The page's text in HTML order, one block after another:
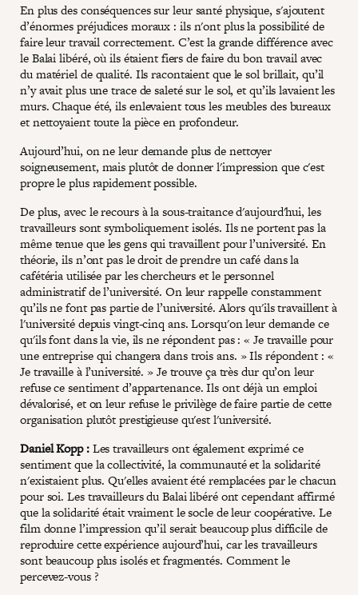
En plus des conséquences sur leur santé physique, s'ajoutent
d’énormes préjudices moraux : ils n'ont plus la possibilité de
faire leur travail correctement. C’est la grande différence avec
le Balai libéré, où ils étaient fiers de faire du bon travail avec
du matériel de qualité. Ils racontaient que le sol brillait, qu’il
n’y avait plus une trace de saleté sur le sol, et qu’ils lavaient les
murs. Chaque été, ils enlevaient tous les meubles des bureaux
et nettoyaient toute la pièce en profondeur.
Aujourd’hui, on ne leur demande plus de nettoyer
soigneusement, mais plutôt de donner l'impression que c'est
propre le plus rapidement possible.
De plus, avec le recours à la sous-traitance d'aujourd'hui, les
travailleurs sont symboliquement isolés. Ils ne portent pas la
même tenue que les gens qui travaillent pour l’université. En
théorie, ils n’ont pas le droit de prendre un café dans la
cafétéria utilisée par les chercheurs et le personnel
administratif de l’université. On leur rappelle constamment
qu’ils ne font pas partie de l’université. Alors qu'ils travaillent à
l'université depuis vingt-cinq ans. Lorsqu'on leur demande ce
qu'ils font dans la vie, ils ne répondent pas : « Je travaille pour
une entreprise qui changera dans trois ans. » Ils répondent : «
Je travaille à l’université. » Je trouve ça très dur qu’on leur
refuse ce sentiment d’appartenance. Ils ont déjà un emploi
dévalorisé, et on leur refuse le privilège de faire partie de cette
organisation plutôt prestigieuse qu'est l'université.
Daniel Kopp :Les travailleurs ont également exprimé ce
sentiment que la collectivité, la communauté et la solidarité
n'existaient plus. Qu'elles avaient été remplacées par le chacun
pour soi. Les travailleurs du Balai libéré ont cependant affirmé
que la solidarité était vraiment le socle de leur coopérative. Le
film donne l’impression qu’il serait beaucoup plus difficile de
reproduire cette expérience aujourd’hui, car les travailleurs
sont beaucoup plus isolés et fragmentés. Comment le
percevez-vous ?